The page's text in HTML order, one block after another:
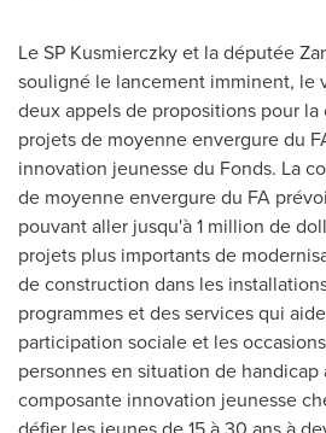
Le SP Kusmierczky et la députée
souligné le lancement imminent, le
deux appels de propositions pour la
projets de moyenne envergure du
innovation jeunesse du Fonds. La
de moyenne envergure du FA
pouvant aller jusqu'à 1 million de
projets plus importants de
de construction dans les
programmes et des services qui
participation sociale et les
personnes en situation de handicap
composante innovation jeunesse